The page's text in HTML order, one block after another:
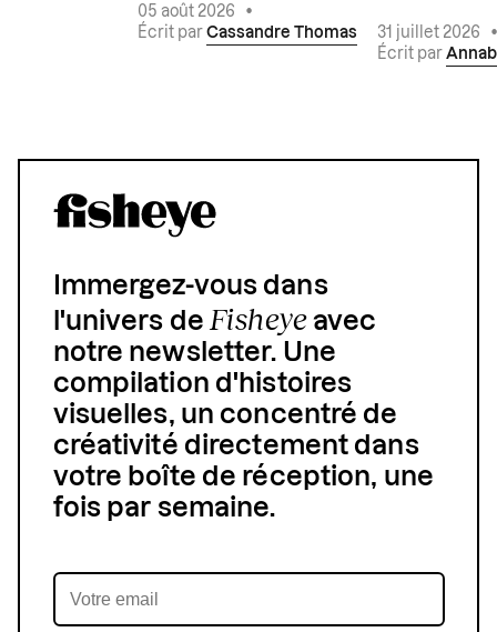
05 août 2026
•
Écrit par Cassandre Thomas 31 juillet 2026
Écrit par
Immergez-vous dans
l'univers deFisheyeavec
notre newsletter. Une
compilation d'histoires
visuelles, un concentré de
créativité directement dans
votre boîte de réception, une
fois par semaine.